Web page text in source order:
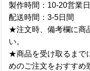
製作時間：10-20営業日
配送時間：3-5日間
★注文時、備考欄に商
い。
★商品を受け取るまで
めのご注文をおすすめ